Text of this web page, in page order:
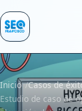
Saltar al contenido
Inicio Casos de
Estudio de caso de